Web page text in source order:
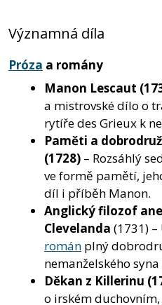
Významná díla
Próza a romány
Manon Lescaut
a mistrovské dílo o
rytíře des Grieux k
Paměti a
(1728) – Rozsáhlý
ve formě pamětí,
díl i příběh Manon.
Anglický filozof
Clevelanda (1731)
román plný
nemanželského
Děkan z Killerinu
o irském